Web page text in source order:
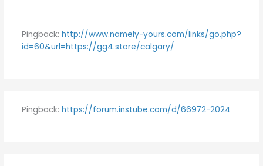
Pingback: http://www.namely-yours.com/links/go.php?
id=60&url=https://gg4.store/calgary/
Pingback: https://forum.instube.com/d/66972-2024